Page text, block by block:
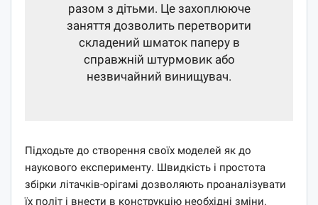
разом з дітьми. Це захоплююче
заняття дозволить перетворити
складений шматок паперу в
справжній штурмовик або
незвичайний винищувач.
Підходьте до створення своїх моделей як до
наукового експерименту. Швидкість і простота
збірки літачків-орігамі дозволяють проаналізувати
їх політ і внести в конструкцію необхідні зміни.